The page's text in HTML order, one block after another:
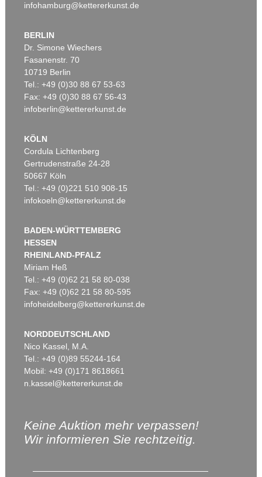
infohamburg@kettererkunst.de
BERLIN
Dr. Simone Wiechers
Fasanenstr. 70
10719 Berlin
Tel.: +49 (0)30 88 67 53-63
Fax: +49 (0)30 88 67 56-43
infoberlin@kettererkunst.de
KÖLN
Cordula Lichtenberg
Gertrudenstraße 24-28
50667 Köln
Tel.: +49 (0)221 510 908-15
infokoeln@kettererkunst.de
BADEN-WÜRTTEMBERG
HESSEN
RHEINLAND-PFALZ
Miriam Heß
Tel.: +49 (0)62 21 58 80-038
Fax: +49 (0)62 21 58 80-595
infoheidelberg@kettererkunst.de
NORDDEUTSCHLAND
Nico Kassel, M.A.
Tel.: +49 (0)89 55244-164
Mobil: +49 (0)171 8618661
n.kassel@kettererkunst.de
Keine Auktion mehr verpassen!
Wir informieren Sie rechtzeitig.